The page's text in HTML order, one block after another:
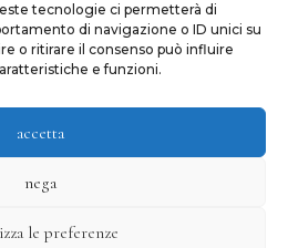
tecnologie ci permetterà di
di navigazione o ID unici su
o ritirare il consenso può influire
e funzioni.
accetta
nega
le preferenze
Reves | All rights reserved
and by